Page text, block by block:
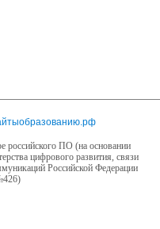
российского ПО (на основании
цифрового развития, связи
Российской Федерации